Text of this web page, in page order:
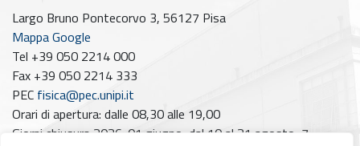
Largo Bruno Pontecorvo 3, 56127 Pisa
Mappa Google
Tel +39 050 2214 000
Fax +39 050 2214 333
PEC fisica@pec.unipi.it
Orari di apertura: dalle 08,30 alle 19,00
Giorni chiusura 2026: 01 giugno, dal 10 al 21 agosto, 7